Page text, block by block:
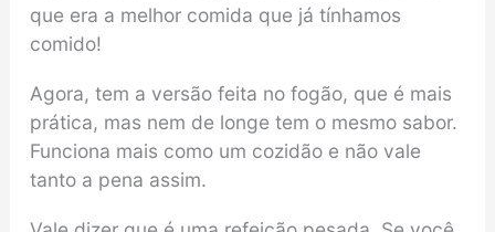
que era a melhor comida que já tínhamos
comido!
Agora, tem a versão feita no fogão, que é mais
prática, mas nem de longe tem o mesmo sabor.
Funciona mais como um cozidão e não vale
tanto a pena assim.